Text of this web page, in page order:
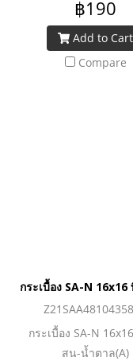
฿190
Add to Cart
Compare
กระเบื้อง SA-N
กระเบื้อง SA-N
สน-น้ำตาล(A)